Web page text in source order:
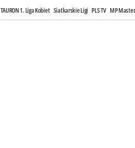
TAURON 1. Liga Kobiet Siatkarskie Ligi PLS TV MP